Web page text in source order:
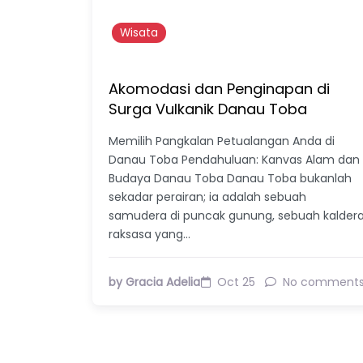
Wisata
Akomodasi dan Penginapan di
Surga Vulkanik Danau Toba
Memilih Pangkalan Petualangan Anda di
Danau Toba Pendahuluan: Kanvas Alam dan
Budaya Danau Toba Danau Toba bukanlah
sekadar perairan; ia adalah sebuah
samudera di puncak gunung, sebuah
raksasa yang…
by Gracia Adelia Oct 25 No